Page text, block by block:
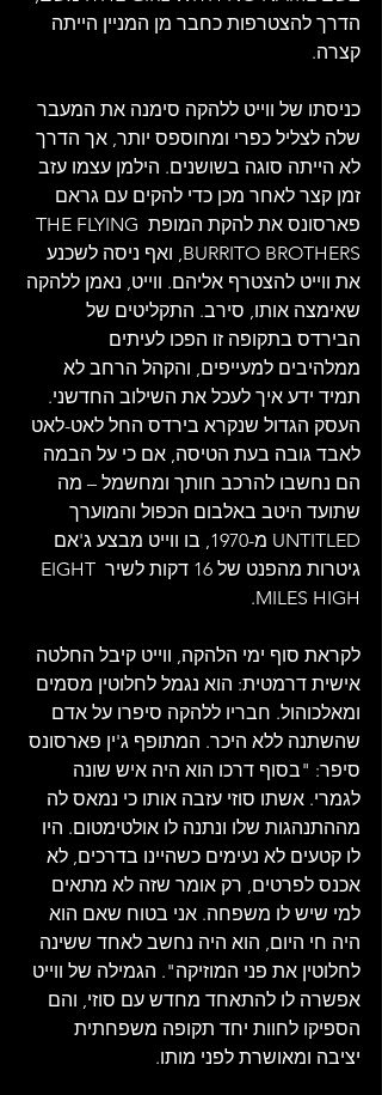
הדרך להצטרפות כחבר מן המניין הייתה
קצרה.
כניסתו של ווייט ללהקה סימנה את המעבר
שלה לצליל כפרי ומחוספס יותר, אך הדרך
לא הייתה סוגה בשושנים. הילמן עצמו עזב
זמן קצר לאחר מכן כדי להקים עם גראם
פארסונס את להקת המופת THE FLYING
BURRITO BROTHERS, ואף ניסה לשכנע
את ווייט להצטרף אליהם. ווייט, נאמן ללהקה
שאימצה אותו, סירב. התקליטים של
הבירדס בתקופה זו הפכו לעיתים
ממלהיבים למעייפים, והקהל הרחב לא
תמיד ידע איך לעכל את השילוב החדשני.
העסק הגדול שנקרא בירדס החל לאט-לאט
לאבד גובה בעת הטיסה, אם כי על הבמה
הם נחשבו להרכב חותך ומחשמל – מה
שתועד היטב באלבום הכפול והמוערך
UNTITLED מ-1970, בו ווייט מבצע ג'אם
גיטרות מהפנט של 16 דקות לשיר EIGHT
MILES HIGH.
לקראת סוף ימי הלהקה, ווייט קיבל החלטה
אישית דרמטית: הוא נגמל לחלוטין מסמים
ומאלכוהול. חבריו ללהקה סיפרו על אדם
שהשתנה ללא היכר. המתופף ג'ין פארסונס
סיפר: "בסוף דרכו הוא היה איש שונה
לגמרי. אשתו סוזי עזבה אותו כי נמאס לה
מההתנהגות שלו ונתנה לו אולטימטום. היו
לו קטעים לא נעימים כשהיינו בדרכים, לא
אכנס לפרטים, רק אומר שזה לא מתאים
למי שיש לו משפחה. אני בטוח שאם הוא
היה חי היום, הוא היה נחשב לאחד ששינה
לחלוטין את פני המוזיקה". הגמילה של ווייט
אפשרה לו להתאחד מחדש עם סוזי, והם
הספיקו לחוות יחד תקופה משפחתית
יציבה ומאושרת לפני מותו.